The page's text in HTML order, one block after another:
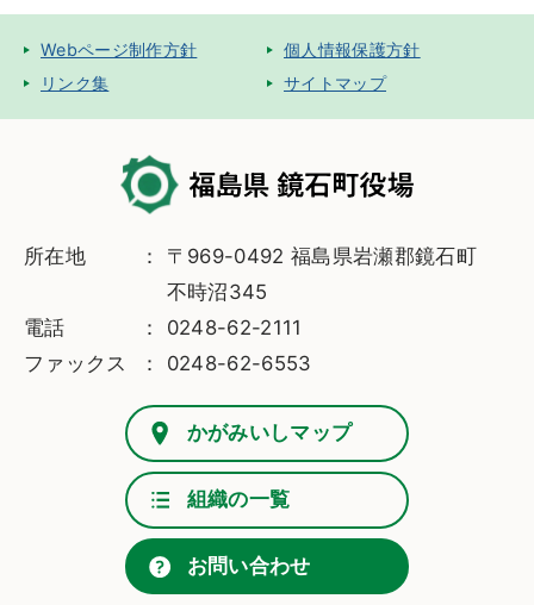
Webページ制作方針
個人情報保護方針
リンク集
サイトマップ
所在地
〒969-0492 福島県岩瀬郡鏡石町
不時沼345
電話
0248-62-2111
ファックス
0248-62-6553
かがみいしマップ
組織の一覧
お問い合わせ